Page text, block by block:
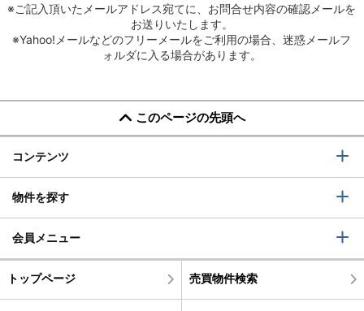
※ご記入頂いたメールアドレス宛てに、お問合せ内容の確認メールを
お送りいたします。
※Yahoo!メールなどのフリーメールをご利用の場合、迷惑メールフ
ォルダに入る場合があります。
このページの先頭へ
コンテンツ
物件を探す
会員メニュー
トップページ 売買物件検索